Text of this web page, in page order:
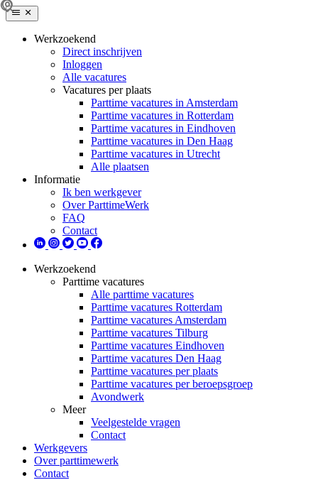
Werkzoekend
Direct inschrijven
Inloggen
Alle vacatures
Vacatures per plaats
Parttime vacatures in Amsterdam
Parttime vacatures in Rotterdam
Parttime vacatures in Eindhoven
Parttime vacatures in Den Haag
Parttime vacatures in Utrecht
Alle plaatsen
Informatie
Ik ben werkgever
Over ParttimeWerk
FAQ
Contact
Werkzoekend
Parttime vacatures
Alle parttime vacatures
Parttime vacatures Rotterdam
Parttime vacatures Amsterdam
Parttime vacatures Tilburg
Parttime vacatures Eindhoven
Parttime vacatures Den Haag
Parttime vacatures per plaats
Parttime vacatures per beroepsgroep
Avondwerk
Meer
Veelgestelde vragen
Contact
Werkgevers
Over parttimewerk
Contact